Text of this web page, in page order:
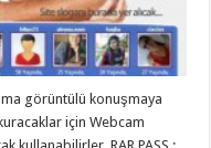
görüntülü konuşmaya
için Webcam